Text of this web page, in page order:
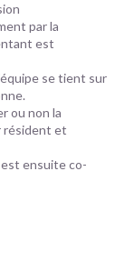
par la
est
se tient sur
ou non la
résident et
ensuite co-